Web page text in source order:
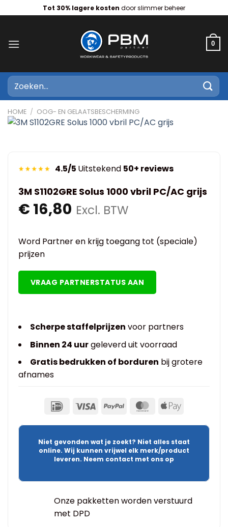
naar
Tot 30% lagere kosten door slimmer beheer
0
Zoeken
naar:
HOME / OOG- EN GELAATSBESCHERMING
4.5/5 Uitstekend 50+ reviews
3M S1102GRE Solus 1000 vbril PC/AC grijs
€ 16,80 Excl. BTW
Word Partner en krijg toegang tot (speciale)
prijzen
VRAAG PARTNERSTATUS AAN
Scherpe staffelprijzen voor partners
Binnen 24 uurgeleverd uit voorraad
Gratis bedrukken of borduren bij grotere
afnames
Niet gevonden wat je zoekt? Niet alles staat
online. Wij kunnen vrijwel elk merk/product
leveren. Neem contact met ons op
Onze pakketten worden verstuurd
met DPD